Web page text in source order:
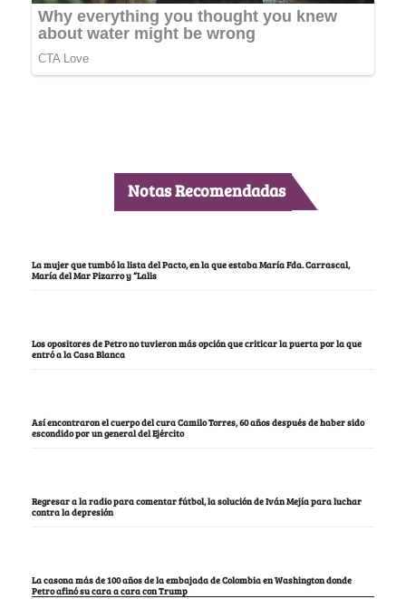
Notas Recomendadas
La mujer que tumbó la lista del Pacto, en la que estaba María Fda. Carrascal,
María del Mar Pizarro y “Lalis
Los opositores de Petro no tuvieron más opción que criticar la puerta por la que
entró a la Casa Blanca
Así encontraron el cuerpo del cura Camilo Torres, 60 años después de haber sido
escondido por un general del Ejército
Regresar a la radio para comentar fútbol, la solución de Iván Mejía para luchar
contra la depresión
La casona más de 100 años de la embajada de Colombia en Washington donde
Petro afinó su cara a cara con Trump